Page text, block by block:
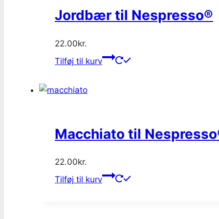
Jordbær til Nespresso®
22.00kr.
Tilføj til kurv
Macchiato til
22.00kr.
Tilføj til kurv